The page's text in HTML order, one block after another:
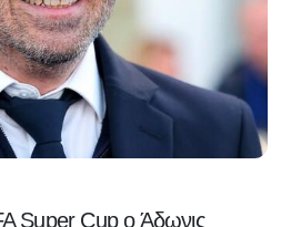
Super Cup ο Άδωνις